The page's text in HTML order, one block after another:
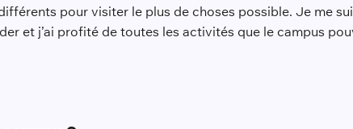
pour visiter le plus de choses possible. Je me
et j’ai profité de toutes les activités que le campus